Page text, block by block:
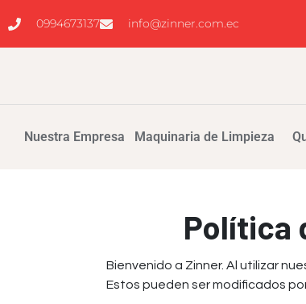
0994673137 info@zinner.com.ec
Nuestra Empresa Maquinaria de Limpieza
Política
Bienvenido a Zinner. Al utilizar
Estos pueden ser modificados